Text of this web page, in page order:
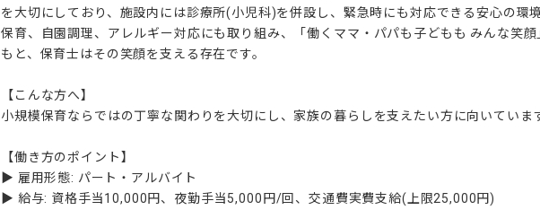
を大切にしており、施設内には診療所(小児科)を併設し、緊急時にも対応できる安心の環
保育、自園調理、アレルギー対応にも取り組み、「働くママ・パパも子どもも みんな笑
もと、保育士はその笑顔を支える存在です。
【こんな方へ】
小規模保育ならではの丁寧な関わりを大切にし、家族の暮らしを支えたい方に向いていま
【働き方のポイント】
▶ 雇用形態: パート・アルバイト
▶ 給与: 資格手当10,000円、夜勤手当5,000円/回、交通費実費支給(上限25,000円)